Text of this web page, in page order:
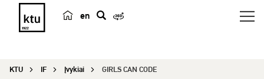
en
e
KTU IF Įvykiai GIRLS CAN CODE